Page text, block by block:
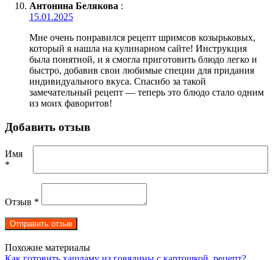
Антонина Белякова :
15.01.2025
Мне очень понравился рецепт шримсов козырьковых,
который я нашла на кулинарном сайте! Инструкция
была понятной, и я смогла приготовить блюдо легко и
быстро, добавив свои любимые специи для придания
индивидуального вкуса. Спасибо за такой
замечательный рецепт — теперь это блюдо стало одним
из моих фаворитов!
Добавить отзыв
Имя
*
Отзыв *
Похожие материалы